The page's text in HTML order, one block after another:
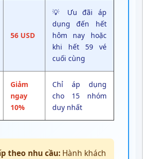
56 USD
💡 Ưu đãi áp
dụng
đến hết
hôm nay hoặc
khi hết 59 vé
cuối cùng
Giảm
ngay
10%
Chỉ áp dụng
cho 15 nhóm
duy nhất
theo nhu cầu: Hành khách